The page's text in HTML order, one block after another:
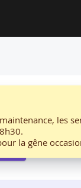
les
la gêne
LA RECETTE
des